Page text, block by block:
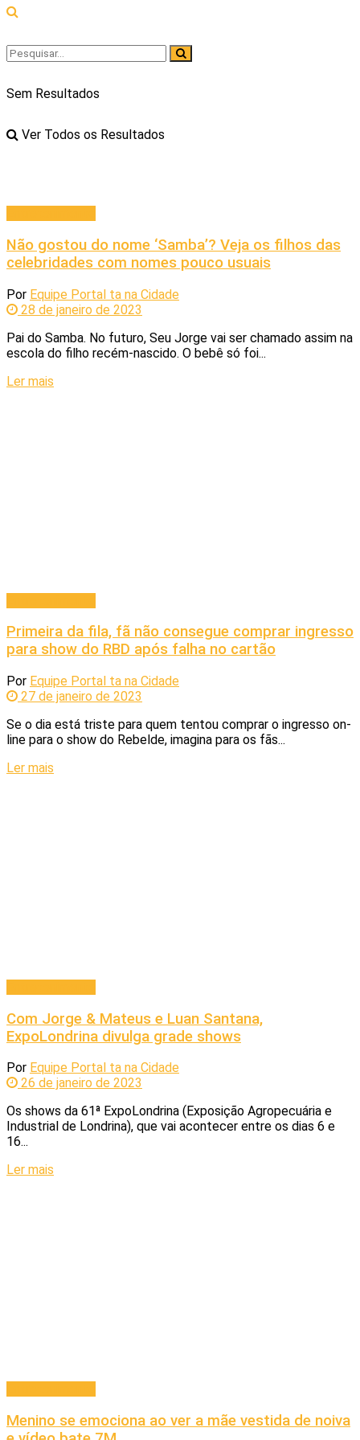
Sem Resultados
Ver Todos os Resultados
Não gostou do nome ‘Samba’? Veja os filhos das
celebridades com nomes pouco usuais
Por Equipe Portal ta na Cidade
28 de janeiro de 2023
Pai do Samba. No futuro, Seu Jorge vai ser chamado assim na
escola do filho recém-nascido. O bebê só foi...
Ler mais
Primeira da fila, fã não consegue comprar ingresso
para show do RBD após falha no cartão
Por Equipe Portal ta na Cidade
27 de janeiro de 2023
Se o dia está triste para quem tentou comprar o ingresso on-
line para o show do Rebelde, imagina para os fãs...
Ler mais
Com Jorge & Mateus e Luan Santana,
ExpoLondrina divulga grade shows
Por Equipe Portal ta na Cidade
26 de janeiro de 2023
Os shows da 61ª ExpoLondrina (Exposição Agropecuária e
Industrial de Londrina), que vai acontecer entre os dias 6 e
16...
Ler mais
Menino se emociona ao ver a mãe vestida de noiva